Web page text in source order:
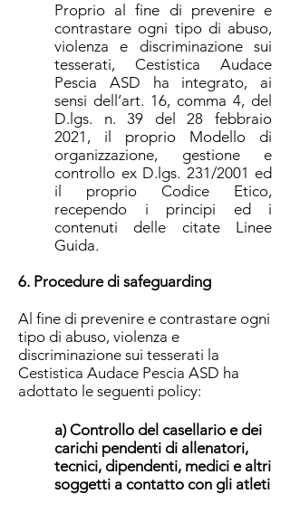
Proprio al fine di prevenire e
contrastare ogni tipo di abuso,
violenza e discriminazione sui
tesserati, Cestistica Audace
Pescia ASD ha integrato, ai
sensi dell’art. 16, comma 4, del
D.lgs. n. 39 del 28 febbraio
2021, il proprio Modello di
organizzazione, gestione e
controllo ex D.lgs. 231/2001 ed
il proprio Codice Etico,
recependo i principi ed i
contenuti delle citate Linee
Guida.
6. Procedure di safeguarding
Al fine di prevenire e contrastare ogni
tipo di abuso, violenza e
discriminazione sui tesserati la
Cestistica Audace Pescia ASD ha
adottato le seguenti policy:
a) Controllo del casellario e dei
carichi pendenti di allenatori,
tecnici, dipendenti, medici e altri
soggetti a contatto con gli atleti